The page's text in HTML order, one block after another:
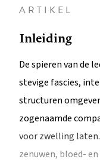
ARTIKEL
Inleiding
De spieren van de
stevige fascies,
structuren
zogenaamde
voor zwelling
zenuwen, bloed-